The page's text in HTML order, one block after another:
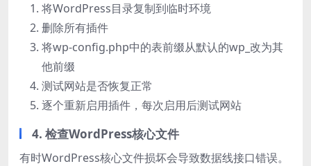
将WordPress目录复制到临时环境
删除所有插件
将wp-config.php中的表前缀从默认的wp_改为其
他前缀
测试网站是否恢复正常
逐个重新启用插件，每次启用后测试网站
4. 检查WordPress核心文件
有时WordPress核心文件损坏会导致数据线接口错误。